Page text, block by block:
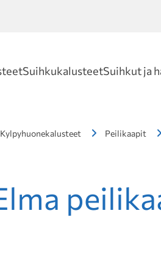
SuihkukalusteetSuihkut ja
Kylpyhuonekalusteet
Peilikaapit